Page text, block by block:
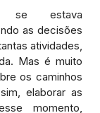
se estava
as decisões
atividades,
Mas é muito
os caminhos
elaborar as
momento,